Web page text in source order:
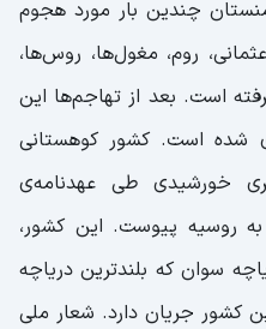
چندین بار مورد هجوم
روم، مغول‌ها، روس‌ها،
است. بعد از تهاجم‌ها این
شده است. کشور کوهستانی
در سال 1206 هجری خورشیدی طی عهدنامه‌ی
روسیه پیوست. این کشور،
سوان که بلندترین دریاچه
کشور جریان دارد. شعار ملی